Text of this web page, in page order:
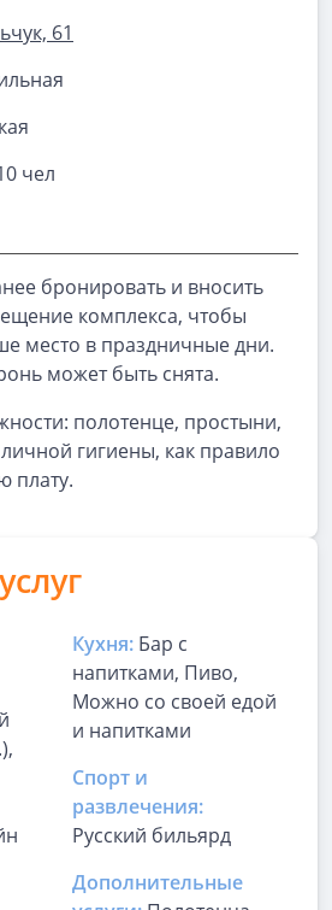
61
чел
бронировать и вносить
комплекса, чтобы
место в праздничные дни.
может быть снята.
полотенце, простыни,
гигиены, как правило
плату.
Кухня: Бар с
напитками, Пиво,
Можно со своей едой
и напитками
Спорт и
развлечения:
Русский бильярд
Дополнительные